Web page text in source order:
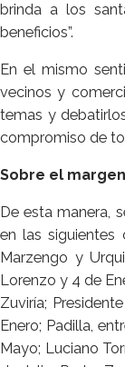
brinda a los
beneficios”.
En el mismo
vecinos y
temas y
compromiso de
Sobre el
De esta manera,
en las siguientes
Marzengo y
Lorenzo y 4 de
Zuviría;
Enero; Padilla,
Mayo; Luciano